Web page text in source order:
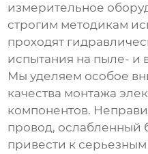
измерительное
строгим методикам
проходят
испытания на пыле- и
Мы уделяем особое
качества монтажа
компонентов.
провод, ослабленный
привести к